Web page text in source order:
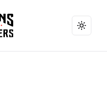
Toggle